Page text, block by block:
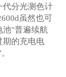
代分光测色计
虽然也可
池"普遍续航
期的充电电